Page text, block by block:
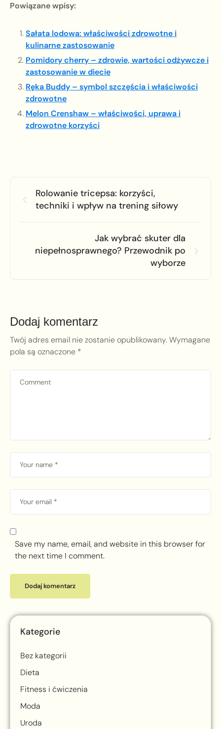
Powiązane wpisy:
Sałata lodowa: właściwości zdrowotne i
kulinarne zastosowanie
Pomidory cherry – zdrowie, wartości odżywcze i
zastosowanie w diecie
Ręka Buddy – symbol szczęścia i właściwości
zdrowotne
Melon Crenshaw – właściwości, uprawa i
zdrowotne korzyści
Rolowanie tricepsa: korzyści,
techniki i wpływ na trening siłowy
Jak wybrać skuter dla
niepełnosprawnego? Przewodnik po
wyborze
Dodaj komentarz
Twój adres email nie zostanie opublikowany.Wymagane
pola są oznaczone *
Save my name, email, and website in this browser for
the next time I comment.
Kategorie
Bez kategorii
Dieta
Fitness i ćwiczenia
Moda
Uroda